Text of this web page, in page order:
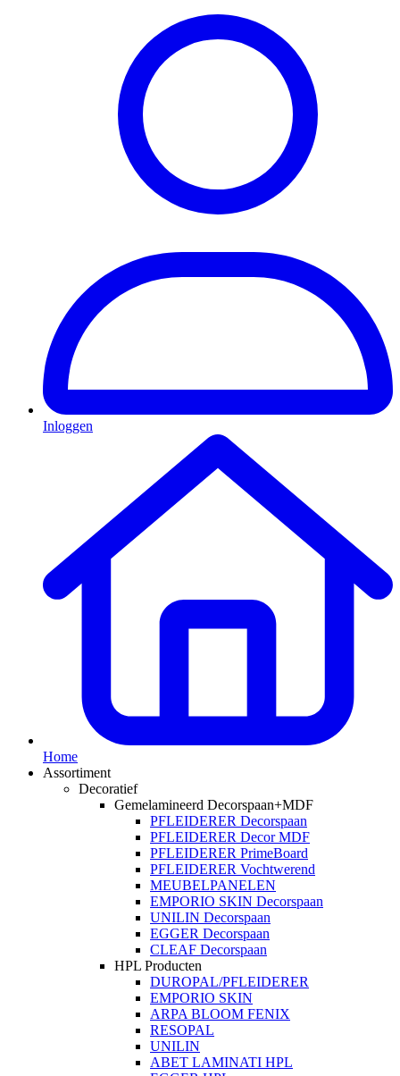
Inloggen
Home
Assortiment
Decoratief
Gemelamineerd Decorspaan+MDF
PFLEIDERER Decorspaan
PFLEIDERER Decor MDF
PFLEIDERER PrimeBoard
PFLEIDERER Vochtwerend
MEUBELPANELEN
EMPORIO SKIN Decorspaan
UNILIN Decorspaan
EGGER Decorspaan
CLEAF Decorspaan
HPL Producten
DUROPAL/PFLEIDERER
EMPORIO SKIN
ARPA BLOOM FENIX
RESOPAL
UNILIN
ABET LAMINATI HPL